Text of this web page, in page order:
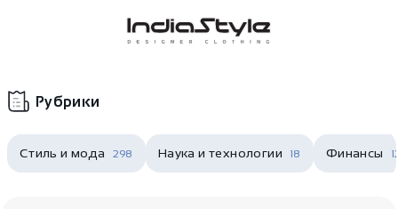
Корзина
В корзиненеттоваров
Рубрики
Стиль и мода 298 Наука и технологии 18 Финансы